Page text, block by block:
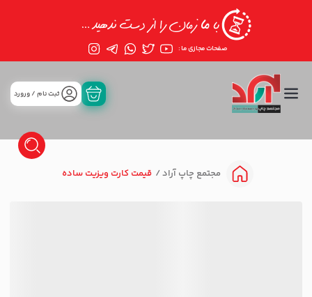
صفحات مجازی ما :
ثبت نام / ورورد
مجتمع چاپ آراد قیمت کارت ویزیت ساده